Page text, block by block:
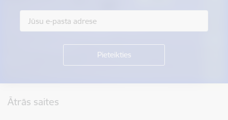
Ātrās saites